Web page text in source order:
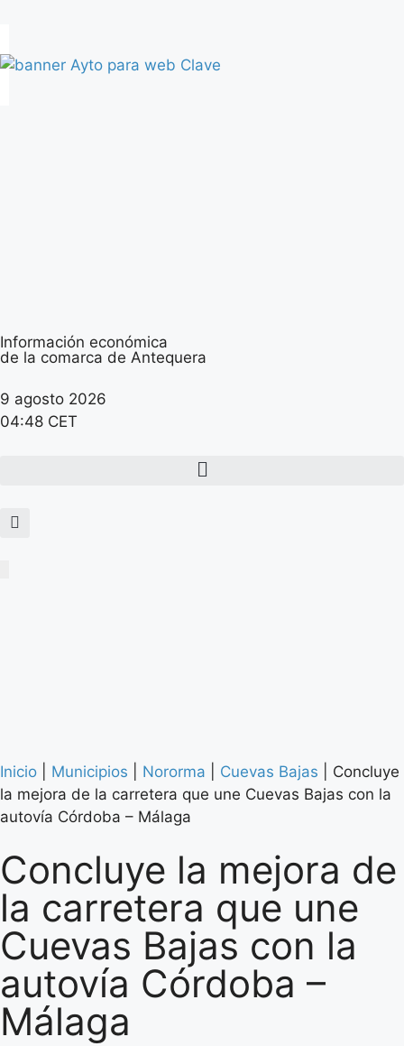
Información económica
de la comarca de Antequera
9 agosto 2026
04:48 CET
Inicio Municipios Nororma Cuevas Bajas
Concluye
la mejora de la carretera que une Cuevas Bajas con la
autovía Córdoba – Málaga
Concluye la mejora de
la carretera que une
Cuevas Bajas con la
autovía Córdoba –
Málaga